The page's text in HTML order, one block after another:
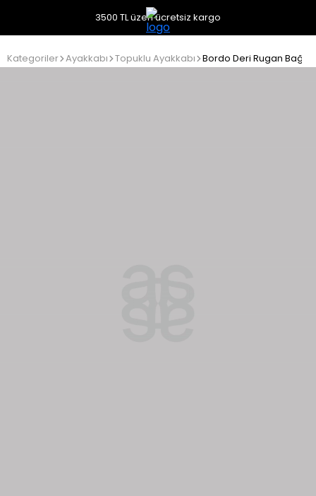
3500 TL üzeri ücretsiz kargo
Kategoriler Ayakkabı Topuklu Ayakkabı Bordo Deri Rugan